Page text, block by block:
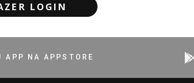
LOGIN
APP NA APPSTORE